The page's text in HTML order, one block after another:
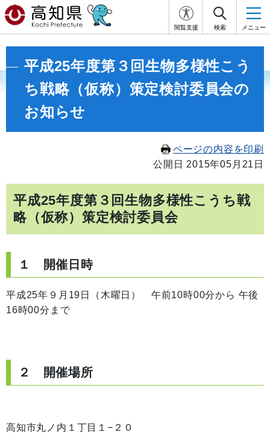
閲覧支援 検索 メニュー
平成25年度第３回生物多様性こう
ち戦略（仮称）策定検討委員会の
お知らせ
ページの内容を印刷
公開日 2015年05月21日
平成25年度第３回生物多様性こうち戦
略（仮称）策定検討委員会
１ 開催日時
平成25年９月19日（木曜日） 午前10時00分から 午後
16時00分まで
２ 開催場所
高知市丸ノ内１丁目１−２０